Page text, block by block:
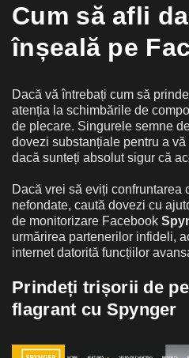
Cum să afli
înșeală pe
Dacă vă întrebați cum să
atenția la schimbările de
de plecare. Singurele semne
dovezi substanțiale pentru a
dacă sunteți absolut sigur că
Dacă vrei să eviți confruntarea
nefondate, caută dovezi cu
de monitorizare Facebook
urmărirea partenerilor infideli,
internet datorită funcțiilor
Prindeți trișorii de
flagrant cu Spynger